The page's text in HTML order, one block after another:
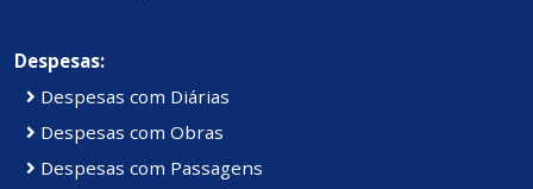
Despesas:
Despesas com Diárias
Despesas com Obras
Despesas com Passagens